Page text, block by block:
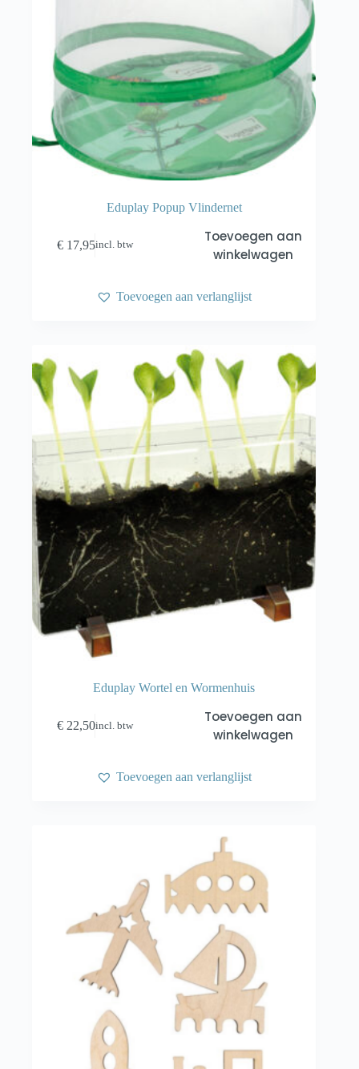
Eduplay Popup Vlindernet
€ 17,95incl. btw
Toevoegen aan
winkelwagen
Toevoegen aan verlanglijst
Eduplay Wortel en Wormenhuis
€ 22,50incl. btw
Toevoegen aan
winkelwagen
Toevoegen aan verlanglijst